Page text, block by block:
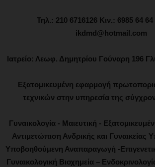
Τηλ.: 210 6716126 Κιν.: 6985 64
ikdmd@hotmail.com
Ιατρείο: Λεωφ. Δημητρίου Γούναρη 196
Εξατομικευμένη εφαρμογή
τεχνικών στην υπηρεσία της
Γυναικολογία - Μαιευτική -
Αντιμετώπιση Ανδρικής και Γυναικείας
Υποβοηθούμενη Αναπαραγωγή -
Γυναικολογική Βιοχημεία –